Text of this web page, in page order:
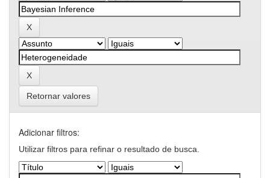
Retornar valores
Adicionar filtros:
Utilizar filtros para refinar o resultado de busca.